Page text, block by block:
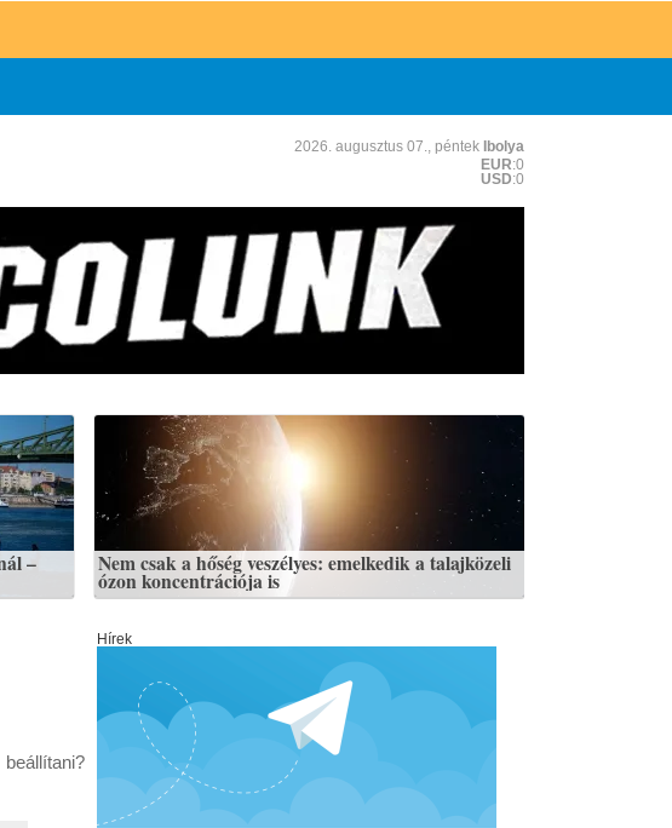
2026. augusztus 07., péntek Ibolya
EUR:0
USD:0
– Nem csak a hőség veszélyes: emelkedik a talajközeli
ózon koncentrációja is
Hírek